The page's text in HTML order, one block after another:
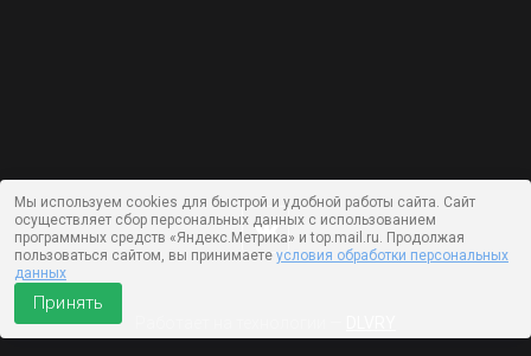
Мы используем cookies для быстрой и удобной работы сайта. Сайт
осуществляет сбор персональных данных с использованием
программных средств «Яндекс.Метрика» и top.mail.ru. Продолжая
пользоваться сайтом, вы принимаете условия обработки персональных
данных
Принять